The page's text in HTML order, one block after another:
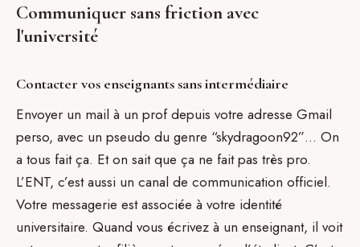
Communiquer sans friction avec
l'université
Contacter vos enseignants sans intermédiaire
Envoyer un mail à un prof depuis votre adresse Gmail
perso, avec un pseudo du genre “skydragoon92”… On
a tous fait ça. Et on sait que ça ne fait pas très pro.
L’ENT, c’est aussi un canal de communication officiel.
Votre messagerie est associée à votre identité
universitaire. Quand vous écrivez à un enseignant, il voit